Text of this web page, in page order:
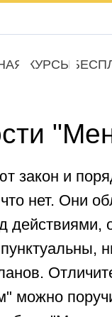
КУРСЫБЕСПЛАТНО
Они
поручить